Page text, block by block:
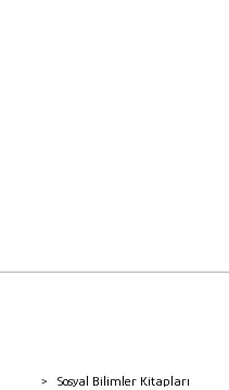
Sosyal Bilimler Kitapları